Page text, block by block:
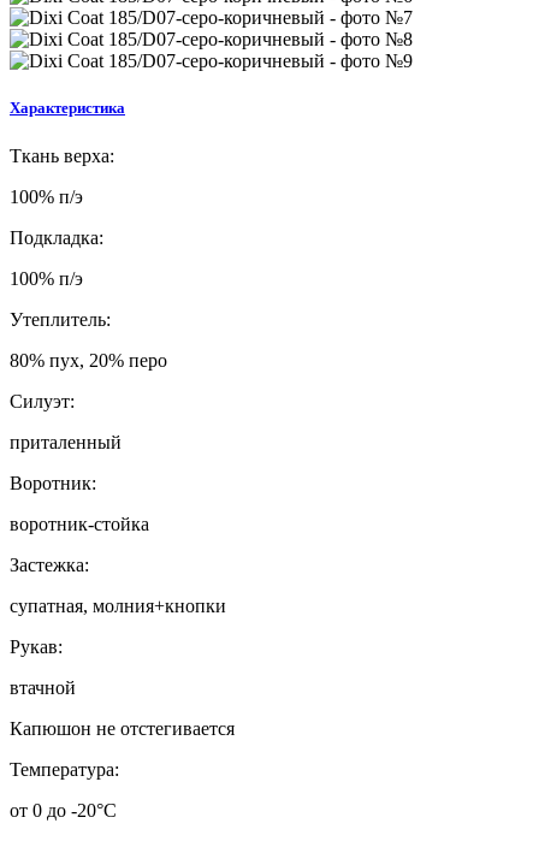
Характеристика
Ткань верха:
100% п/э
Подкладка:
100% п/э
Утеплитель:
80% пух, 20% перо
Силуэт:
приталенный
Воротник:
воротник-стойка
Застежка:
супатная, молния+кнопки
Рукав:
втачной
Капюшон не отстегивается
Температура:
от 0 до -20°C